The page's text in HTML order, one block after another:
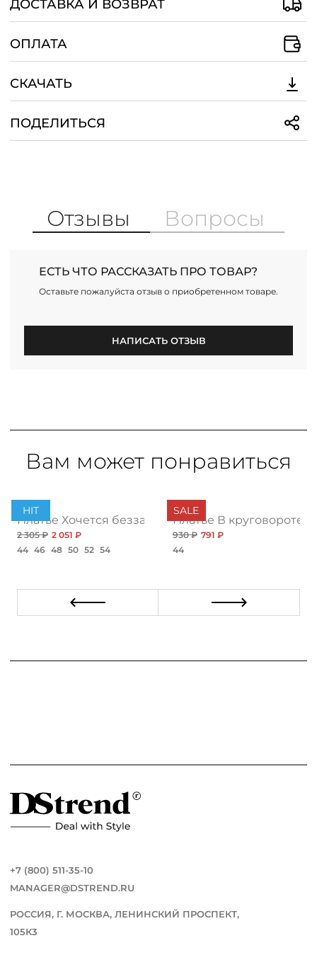
ДОСТАВКА И ВОЗВРАТ
ОПЛАТА
СКАЧАТЬ
ПОДЕЛИТЬСЯ
Отзывы Вопросы
ЕСТЬ ЧТО РАССКАЗАТЬ ПРО ТОВАР?
Оставьте пожалуйста отзыв о приобретенном товаре.
НАПИСАТЬ ОТЗЫВ
Вам может понравиться
с разрезами
HIT
Платье Хочется беззаботности, топ
2 305 ₽ 2 051 ₽
44 46 48 50 52 54
SALE
Платье В круговороте
930 ₽ 791 ₽
44
+7 (800) 511-35-10
MANAGER@DSTREND.RU
РОССИЯ, Г. МОСКВА, ЛЕНИНСКИЙ ПРОСПЕКТ,
105К3